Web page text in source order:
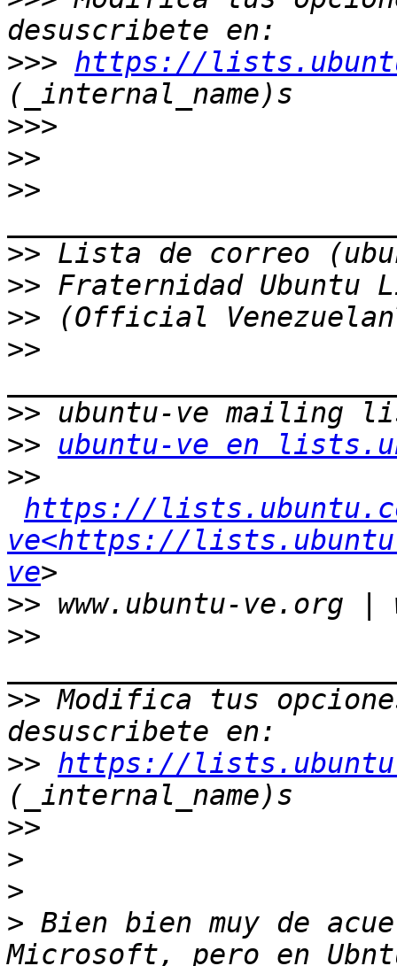
>>> https://
>>>
>>
>>
>>
>>
>>
>>
>>
>>
ubuntu-ve en
>>
https://
ve<https://
ve
>>
>>
>> Modifica tus
>> https://
>>
>
>
> Bien bien muy de